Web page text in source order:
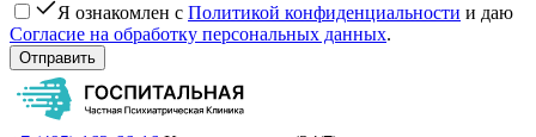
Я ознакомлен с Политикой конфиденциальности и даю
Согласие на обработку персональных данных.
Отправить